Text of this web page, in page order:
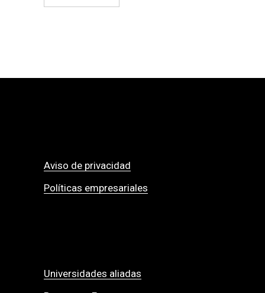
Aviso de privacidad
Políticas empresariales
Universidades aliadas